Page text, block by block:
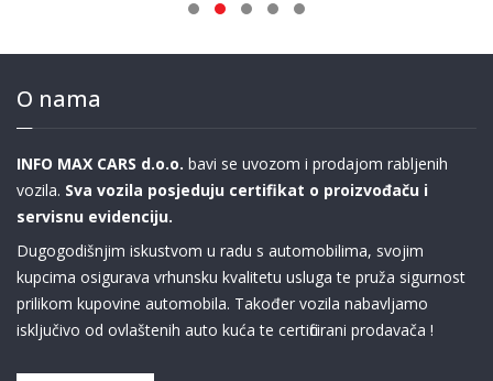
O nama
INFO MAX CARS d.o.o. bavi se uvozom i prodajom rabljenih
vozila. Sva vozila posjeduju certifikat o proizvođaču i
servisnu evidenciju.
Dugogodišnjim iskustvom u radu s automobilima, svojim
kupcima osigurava vrhunsku kvalitetu usluga te pruža sigurnost
prilikom kupovine automobila. Također vozila nabavljamo
isključivo od ovlaštenih auto kuća te certificirani prodavača !